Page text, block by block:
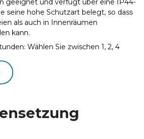
geeignet und verfügt über eine IP44-
seine hohe Schutzart belegt, so dass
als auch in Innenräumen
kann.
Wählen Sie zwischen 1, 2, 4
ab.
besteht aus 3 völlig innovativen